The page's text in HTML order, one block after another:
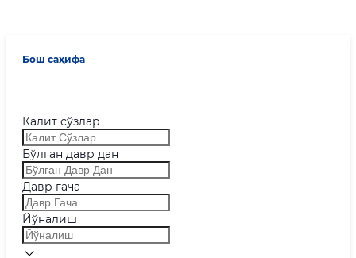
Бош саҳифа
Калит сўзлар
Бўлган давр дан
Давр гача
Йўналиш